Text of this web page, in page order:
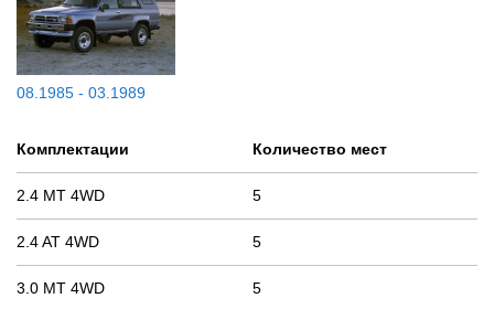
08.1985 - 03.1989
Комплектации Количество мест
2.4 MT 4WD 5
2.4 AT 4WD 5
3.0 MT 4WD 5